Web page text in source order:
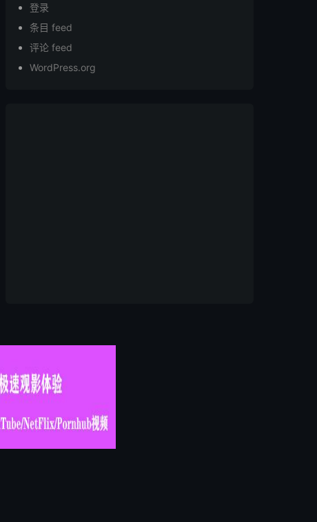
登录
条目 feed
评论 feed
WordPress.org